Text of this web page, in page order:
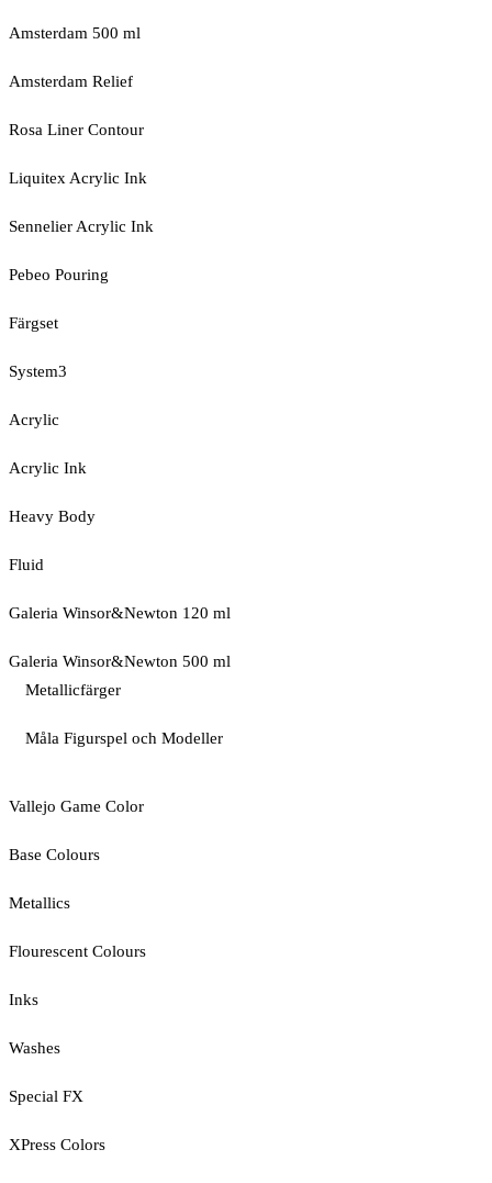
Amsterdam 500 ml
Amsterdam Relief
Rosa Liner Contour
Liquitex Acrylic Ink
Sennelier Acrylic Ink
Pebeo Pouring
Färgset
System3
Acrylic
Acrylic Ink
Heavy Body
Fluid
Galeria Winsor&Newton 120 ml
Galeria Winsor&Newton 500 ml
Metallicfärger
Måla Figurspel och Modeller
Vallejo Game Color
Base Colours
Metallics
Flourescent Colours
Inks
Washes
Special FX
XPress Colors